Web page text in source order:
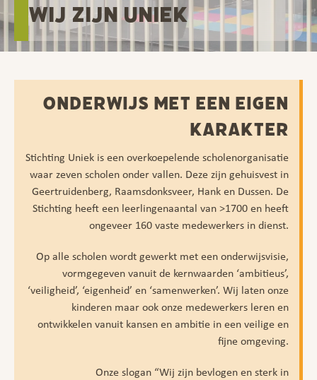
Wij zijn uniek
ONDERWIJS MET EEN EIGEN
KARAKTER
Stichting Uniek is een overkoepelende scholenorganisatie
waar zeven scholen onder vallen. Deze zijn gehuisvest in
Geertruidenberg, Raamsdonksveer, Hank en Dussen. De
Stichting heeft een leerlingenaantal van >1700 en heeft
ongeveer 160 vaste medewerkers in dienst.
Op alle scholen wordt gewerkt met een onderwijsvisie,
vormgegeven vanuit de kernwaarden ‘ambitieus’,
‘veiligheid’, ‘eigenheid’ en ‘samenwerken’. Wij laten onze
kinderen maar ook onze medewerkers leren en
ontwikkelen vanuit kansen en ambitie in een veilige en
fijne omgeving.
Onze slogan “Wij zijn bevlogen en sterk in